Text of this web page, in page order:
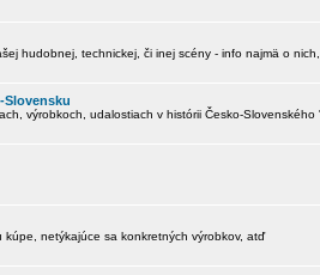
hudobnej, technickej, či inej scény - info najmä o
Slovensku
výrobkoch, udalostiach v histórii Česko-Slovenského
kúpe, netýkajúce sa konkretných výrobkov, atď